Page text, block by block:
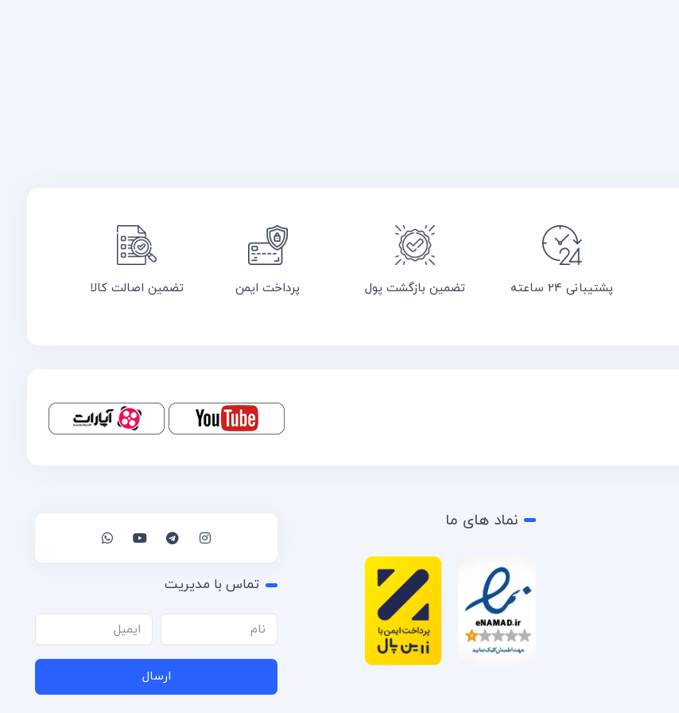
پشتیبانی 24 ساعته تضمین بازگشت پول پرداخت ایمن تضمین اصالت کالا
نماد های ما
تماس با مدیریت
ارسال